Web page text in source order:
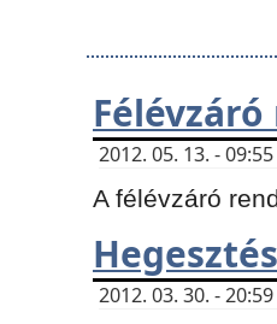
2012. 05. 13. -
A félévzáró
2012. 03. 30. -